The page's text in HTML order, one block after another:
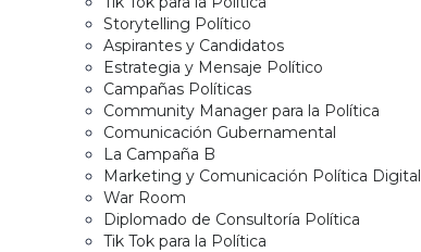
Storytelling Político
Aspirantes y Candidatos
Estrategia y Mensaje Político
Campañas Políticas
Community Manager para la Política
Comunicación Gubernamental
La Campaña B
Marketing y Comunicación Política Digital
War Room
Diplomado de Consultoría Política
Tik Tok para la Política